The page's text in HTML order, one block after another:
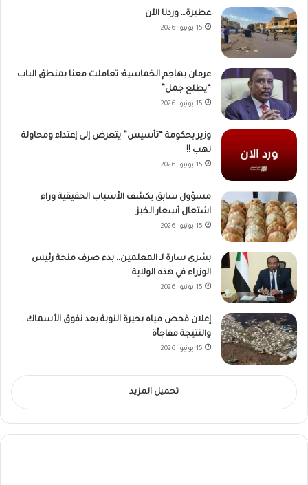
عطبرة… وردنا الآن
15 يونيو، 2026
عرمان يهاجم الخماسية: تعاملت معنا بمنطق الباب
“يطلع جمل”
15 يونيو، 2026
وزير بحكومة “تأسيس” يتعرض إلى إعتداء ومحاولة
نهب !!
15 يونيو، 2026
مسؤول سابق يكشف الأسباب الحقيقية وراء
اشتعال أسعار الخبز
15 يونيو، 2026
بشرى سارة لـ المعلمين.. بدء صرف منحة رئيس
الوزراء في هذه الولاية
15 يونيو، 2026
إعلان فحص مياه بحيرة النوبة بعد نفوق الأسماك..
والنتيجة مفاجأة
15 يونيو، 2026
تحميل المزيد